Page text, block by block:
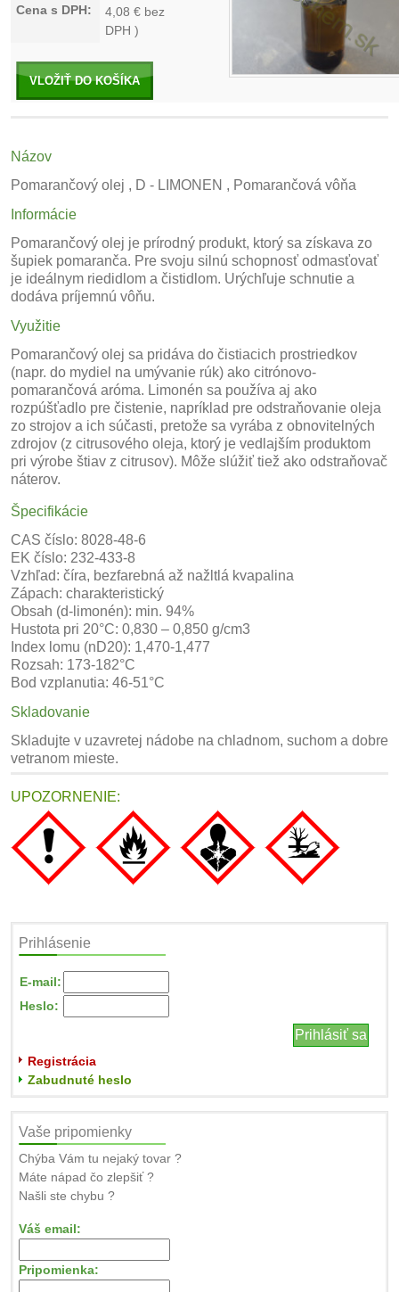
Cena s DPH:
4,08 € bez
DPH )
VLOŽIŤ DO KOŠÍKA
Názov
Pomarančový olej , D - LIMONEN , Pomarančová vôňa
Informácie
Pomarančový olej je prírodný produkt, ktorý sa získava zo
šupiek pomaranča. Pre svoju silnú schopnosť odmasťovať
je ideálnym riedidlom a čistidlom. Urýchľuje schnutie a
dodáva príjemnú vôňu.
Využitie
Pomarančový olej sa pridáva do čistiacich prostriedkov
(napr. do mydiel na umývanie rúk) ako citrónovo-
pomarančová aróma. Limonén sa používa aj ako
rozpúšťadlo pre čistenie, napríklad pre odstraňovanie oleja
zo strojov a ich súčasti, pretože sa vyrába z obnovitelných
zdrojov (z citrusového oleja, ktorý je vedlajším produktom
pri výrobe štiav z citrusov). Môže slúžiť tiež ako odstraňovač
náterov.
Špecifikácie
CAS číslo: 8028-48-6
EK číslo: 232-433-8
Vzhľad: číra, bezfarebná až nažltlá kvapalina
Zápach: charakteristický
Obsah (d-limonén): min. 94%
Hustota pri 20°C: 0,830 – 0,850 g/cm3
Index lomu (nD20): 1,470-1,477
Rozsah: 173-182°C
Bod vzplanutia: 46-51°C
Skladovanie
Skladujte v uzavretej nádobe na chladnom, suchom a dobre
vetranom mieste.
UPOZORNENIE:
Prihlásenie
E-mail:
Heslo:
Registrácia
Zabudnuté heslo
Vaše pripomienky
Chýba Vám tu nejaký tovar ?
Máte nápad čo zlepšiť ?
Našli ste chybu ?
Váš email:
Pripomienka: